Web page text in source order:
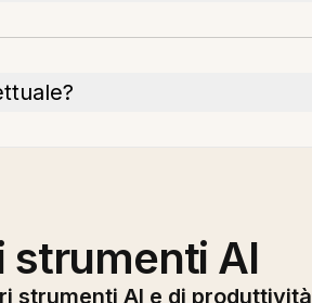
strumenti AI
strumenti AI e di produttività